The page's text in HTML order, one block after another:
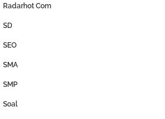
Radarhot Com
SD
SEO
SMA
SMP
Soal